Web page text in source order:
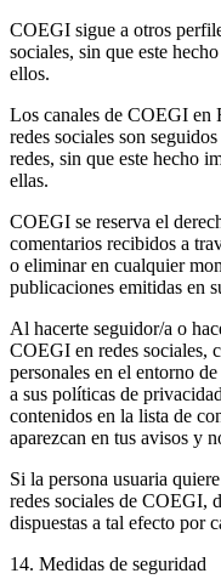
COEGI sigue a otros
sociales, sin que este
ellos.
Los canales de COEGI en
redes sociales son
redes, sin que este hecho
ellas.
COEGI se reserva el
comentarios recibidos a
o eliminar en cualquier
publicaciones emitidas en
Al hacerte seguidor/a o
COEGI en redes sociales,
personales en el entorno
a sus políticas de
contenidos en la lista de
aparezcan en tus avisos y
Si la persona usuaria
redes sociales de COEGI,
dispuestas a tal efecto por
14. Medidas de seguridad